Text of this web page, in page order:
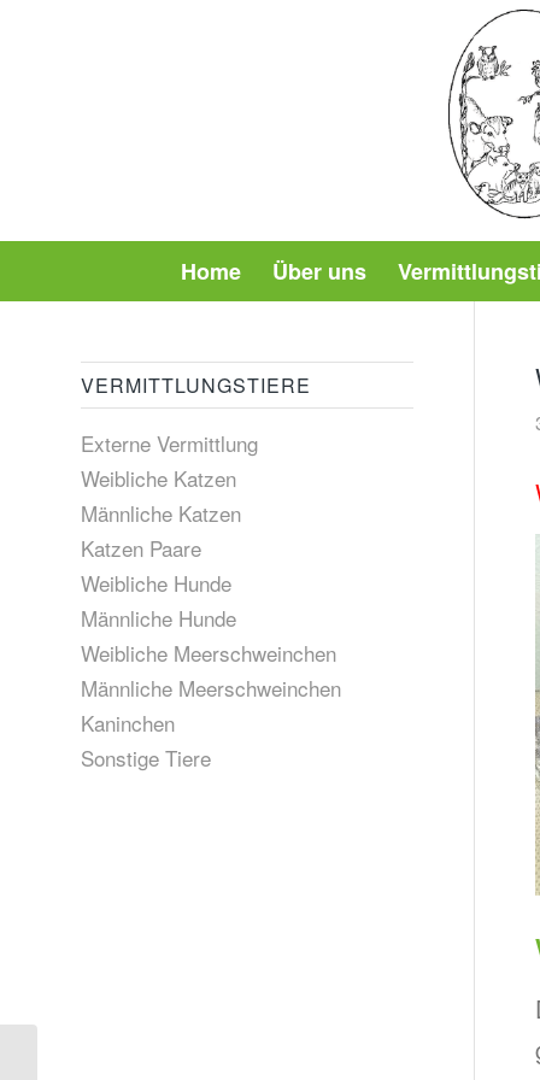
Home Über uns
VERMITTLUNGSTIERE
Externe Vermittlung
Weibliche Katzen
Männliche Katzen
Katzen Paare
Weibliche Hunde
Männliche Hunde
Weibliche Meerschweinchen
Männliche Meerschweinchen
Kaninchen
Sonstige Tiere